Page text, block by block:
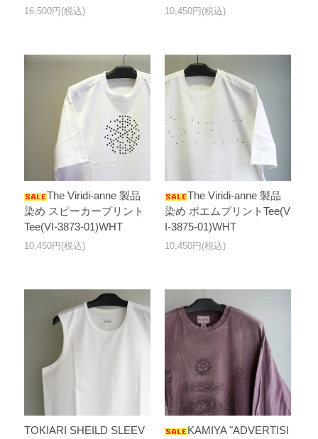
16,500円(税込) 10,450円(税込)
The Viridi-anne 製品
染め スピーカープリント
Tee(VI-3873-01)WHT
10,450円(税込)
The Viridi-anne 製品
染め ポエムプリントTee(V
I-3875-01)WHT
10,450円(税込)
TOKIARI SHEILD SLEEV
KAMIYA "ADVERTISI